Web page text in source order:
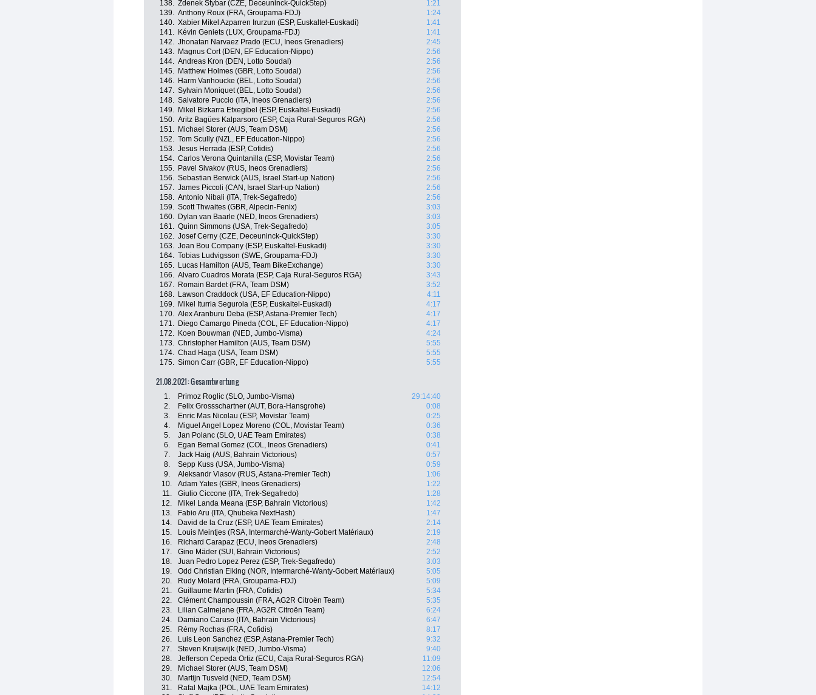
138. Zdenek Stybar (CZE, Deceuninck-QuickStep)
1:21
139. Anthony Roux (FRA, Groupama-FDJ)
1:24
140. Xabier Mikel Azparren Irurzun (ESP, Euskaltel-Euskadi)
1:41
141.
Kévin Geniets (LUX, Groupama-FDJ)
1:41
142. Jhonatan Narvaez Prado (ECU, Ineos Grenadiers)
2:45
143.
Magnus Cort (DEN, EF Education-Nippo)
2:56
144. Andreas Kron (DEN, Lotto Soudal)
2:56
145.
Matthew Holmes (GBR, Lotto Soudal)
2:56
146.
Harm Vanhoucke (BEL, Lotto Soudal)
2:56
147. Sylvain Moniquet (BEL, Lotto Soudal)
2:56
148. Salvatore Puccio (ITA, Ineos Grenadiers)
2:56
149.
Mikel Bizkarra Etxegibel (ESP, Euskaltel-Euskadi)
2:56
150. Aritz Bagües Kalparsoro (ESP, Caja Rural-Seguros RGA)
2:56
151.
Michael Storer (AUS, Team DSM)
2:56
152. Tom Scully (NZL, EF Education-Nippo)
2:56
153. Jesus Herrada (ESP, Cofidis)
2:56
154. Carlos Verona Quintanilla (ESP, Movistar Team)
2:56
155.
Pavel Sivakov (RUS, Ineos Grenadiers)
2:56
156. Sebastian Berwick (AUS, Israel Start-up Nation)
2:56
157. James Piccoli (CAN, Israel Start-up Nation)
2:56
158. Antonio Nibali (ITA, Trek-Segafredo)
2:56
159. Scott Thwaites (GBR, Alpecin-Fenix)
3:03
160.
Dylan van Baarle (NED, Ineos Grenadiers)
3:03
161. Quinn Simmons (USA, Trek-Segafredo)
3:05
162. Josef Cerny (CZE, Deceuninck-QuickStep)
3:30
163. Joan Bou Company (ESP, Euskaltel-Euskadi)
3:30
164. Tobias Ludvigsson (SWE, Groupama-FDJ)
3:30
165.
Lucas Hamilton (AUS, Team BikeExchange)
3:30
166. Alvaro Cuadros Morata (ESP, Caja Rural-Seguros RGA)
3:43
167.
Romain Bardet (FRA, Team DSM)
3:52
168.
Lawson Craddock (USA, EF Education-Nippo)
4:11
169.
Mikel Iturria Segurola (ESP, Euskaltel-Euskadi)
4:17
170. Alex Aranburu Deba (ESP, Astana-Premier Tech)
4:17
171.
Diego Camargo Pineda (COL, EF Education-Nippo)
4:17
172.
Koen Bouwman (NED, Jumbo-Visma)
4:24
173. Christopher Hamilton (AUS, Team DSM)
5:55
174. Chad Haga (USA, Team DSM)
5:55
175. Simon Carr (GBR, EF Education-Nippo) 5:55
21.08.2021: Gesamtwertung
1. Primoz Roglic (SLO, Jumbo-Visma)
29:14:40
2.
Felix Grossschartner (AUT, Bora-Hansgrohe)
0:08
3.
Enric Mas Nicolau (ESP, Movistar Team)
0:25
4.
Miguel Angel Lopez Moreno (COL, Movistar Team)
0:36
5.
Jan Polanc (SLO, UAE Team Emirates)
0:38
6.
Egan Bernal Gomez (COL, Ineos Grenadiers)
0:41
7.
Jack Haig (AUS, Bahrain Victorious)
0:57
8.
Sepp Kuss (USA, Jumbo-Visma)
0:59
9.
Aleksandr Vlasov (RUS, Astana-Premier Tech)
1:06
10.
Adam Yates (GBR, Ineos Grenadiers)
1:22
11.
Giulio Ciccone (ITA, Trek-Segafredo)
1:28
12.
Mikel Landa Meana (ESP, Bahrain Victorious)
1:42
13.
Fabio Aru (ITA, Qhubeka NextHash)
1:47
14.
David de la Cruz (ESP, UAE Team Emirates)
2:14
15.
Louis Meintjes (RSA, Intermarché-Wanty-Gobert Matériaux)
2:19
16.
Richard Carapaz (ECU, Ineos Grenadiers)
2:48
17.
Gino Mäder (SUI, Bahrain Victorious)
2:52
18.
Juan Pedro Lopez Perez (ESP, Trek-Segafredo)
3:03
19.
Odd Christian Eiking (NOR, Intermarché-Wanty-Gobert Matériaux)
5:05
20.
Rudy Molard (FRA, Groupama-FDJ)
5:09
21.
Guillaume Martin (FRA, Cofidis)
5:34
22.
Clément Champoussin (FRA, AG2R Citroën Team)
5:35
23.
Lilian Calmejane (FRA, AG2R Citroën Team)
6:24
24.
Damiano Caruso (ITA, Bahrain Victorious)
6:47
25.
Rémy Rochas (FRA, Cofidis)
8:17
26.
Luis Leon Sanchez (ESP, Astana-Premier Tech)
9:32
27.
Steven Kruijswijk (NED, Jumbo-Visma)
9:40
28.
Jefferson Cepeda Ortiz (ECU, Caja Rural-Seguros RGA)
11:09
29.
Michael Storer (AUS, Team DSM)
12:06
30.
Martijn Tusveld (NED, Team DSM)
12:54
31.
Rafal Majka (POL, UAE Team Emirates)
14:12